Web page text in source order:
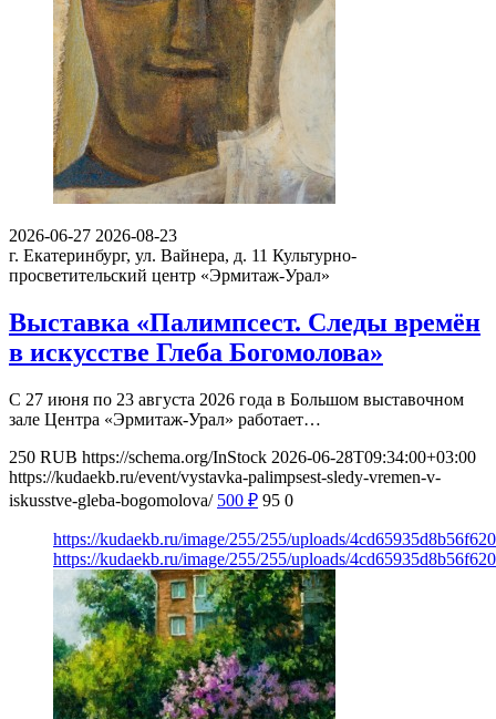
2026-06-27 2026-08-23
г. Екатеринбург, ул. Вайнера, д. 11 Культурно-
просветительский центр «Эрмитаж-Урал»
Выставка «Палимпсест. Следы времён
в искусстве Глеба Богомолова»
С 27 июня по 23 августа 2026 года в Большом выставочном
зале Центра «Эрмитаж-Урал» работает…
250 RUB https://schema.org/InStock 2026-06-28T09:34:00+03:00
https://kudaekb.ru/event/vystavka-palimpsest-sledy-vremen-v-
iskusstve-gleba-bogomolova/ 500 ₽ 95 0
https://kudaekb.ru/image/255/255/uploads/
https://kudaekb.ru/image/255/255/uploads/